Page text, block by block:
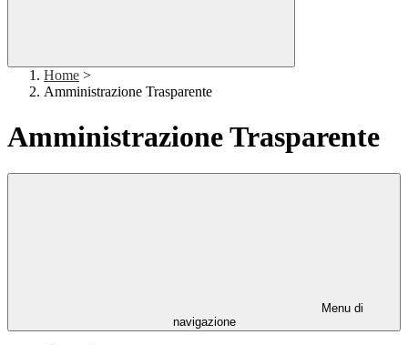
Home >
Amministrazione Trasparente
Amministrazione Trasparente
Menu di
navigazione